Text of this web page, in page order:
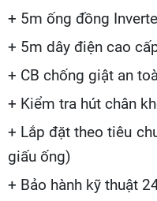
+ 5m ống đồng
+ 5m dây điện cao
+ CB chống giật an
+ Kiểm tra hút chân
+ Lắp đặt theo tiêu
giấu ống)
+ Bảo hành kỹ thuật